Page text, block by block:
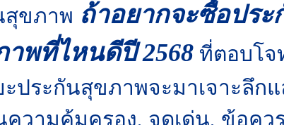
สุขภาพ ถ้าอยากจะซื้อปร
พที่ไหนดีปี 2568 ที่ตอบโจ
ประกันสุขภาพจะมาเจาะลึก
ความคุ้มครอง, จุดเด่น, ข้อค